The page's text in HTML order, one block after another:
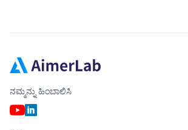
ನಮ್ಮನ್ನು ಹಿಂಬಾಲಿಸಿ